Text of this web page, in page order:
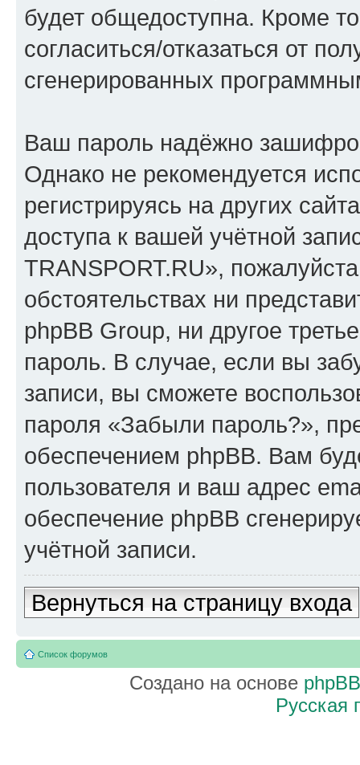
будет общедоступна. Кроме
согласиться/отказаться от
сгенерированных
Ваш пароль надёжно
Однако не рекомендуется
регистрируясь на других
доступа к вашей учётной
TRANSPORT.RU»,
обстоятельствах ни
phpBB Group, ни другое
пароль. В случае, если вы
записи, вы сможете
пароля «Забыли пароль?»,
обеспечением phpBB. Вам
пользователя и ваш адрес
обеспечение phpBB
учётной записи.
Вернуться на страницу входа
Список форумов
Создано на основе phpBB
Русская